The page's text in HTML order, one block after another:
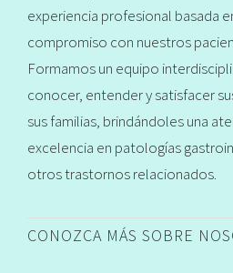
experiencia profesional basada
compromiso con nuestros
Formamos un equipo
conocer, entender y satisfacer
sus familias, brindándoles una
excelencia en patologías
otros trastornos relacionados.
CONOZCA MÁS SOBRE